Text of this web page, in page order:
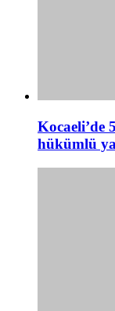
Kocaeli’de
hükümlü